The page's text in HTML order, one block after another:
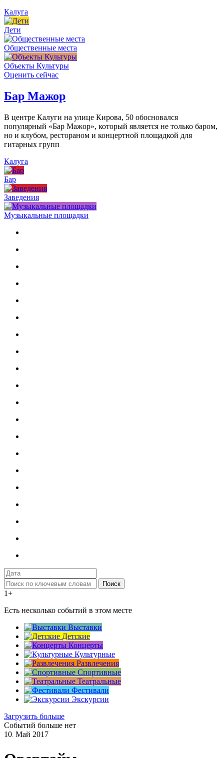
Калуга
Дети
Общественные места
Объекты Культуры
Оценить сейчас
Бар Мажор
В центре Калуги на улице Кирова, 50 обосновался
популярный «Бар Мажор», который является не только баром,
но и клубом, рестораном и концертной площадкой для
гитарных групп
Калуга
Бар
Заведения
Музыкальные площадки
Поиск
1+
Есть несколько событий в этом месте
Выставки
Детские
Концерты
Культурные
Развлечения
Спортивные
Театральные
Фестивали
Экскурсии
Загрузить больше
Событий больше нет
10. Май 2017